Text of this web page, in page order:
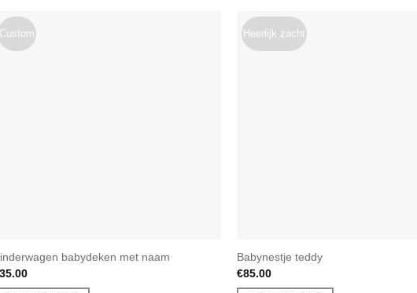
Custom
babydeken met naam
Heerlijk zacht
Babynestje teddy
€85.00